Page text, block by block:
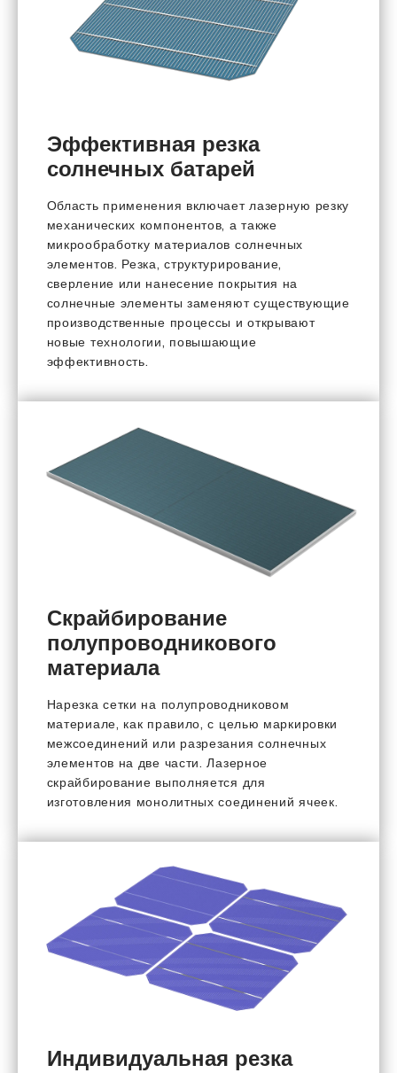
Эффективная резка
солнечных батарей
Область применения включает лазерную резку
механических компонентов, а также
микрообработку материалов солнечных
элементов. Резка, структурирование,
сверление или нанесение покрытия на
солнечные элементы заменяют существующие
производственные процессы и открывают
новые технологии, повышающие
эффективность.
Скрайбирование
полупроводникового
материала
Нарезка сетки на полупроводниковом
материале, как правило, с целью маркировки
межсоединений или разрезания солнечных
элементов на две части. Лазерное
скрайбирование выполняется для
изготовления монолитных соединений ячеек.
Индивидуальная резка